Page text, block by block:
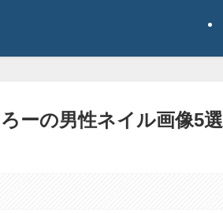
ーの男性ネイル画像5選